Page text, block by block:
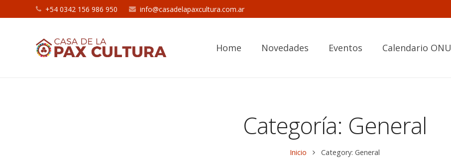
+54 0342 156 986 950 info@casadelapaxcultura.com.ar
Home Novedades Eventos Calendario ONU
Categoría: General
Inicio Category: General